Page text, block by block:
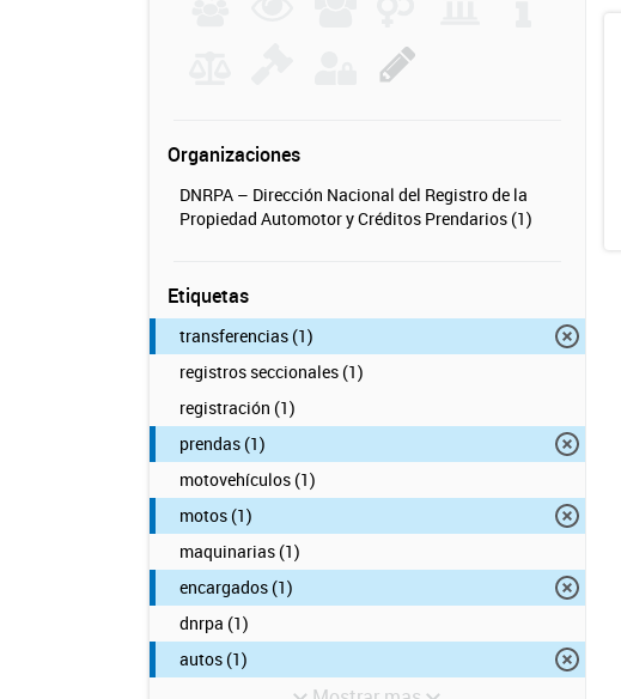
Organizaciones
DNRPA – Dirección Nacional del Registro de la
Propiedad Automotor y Créditos Prendarios (1)
Etiquetas
transferencias (1)
registros seccionales (1)
registración (1)
prendas (1)
motovehículos (1)
motos (1)
maquinarias (1)
encargados (1)
dnrpa (1)
autos (1)